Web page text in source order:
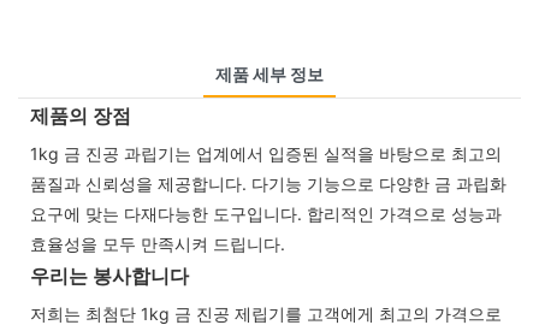
제품 세부 정보
제품의 장점
1kg 금 진공 과립기는 업계에서 입증된 실적을 바탕으로 최고의
품질과 신뢰성을 제공합니다. 다기능 기능으로 다양한 금 과립화
요구에 맞는 다재다능한 도구입니다. 합리적인 가격으로 성능과
효율성을 모두 만족시켜 드립니다.
우리는 봉사합니다
저희는 최첨단 1kg 금 진공 제립기를 고객에게 최고의 가격으로